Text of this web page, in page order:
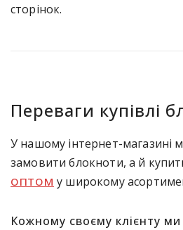
сторінок.
Переваги купівлі
У нашому інтернет-магазині
замовити блокноти, а й
оптом у широкому
Кожному своєму клієнту